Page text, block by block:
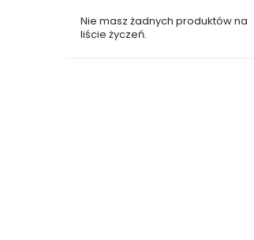
Nie masz żadnych produktów na
liście życzeń.